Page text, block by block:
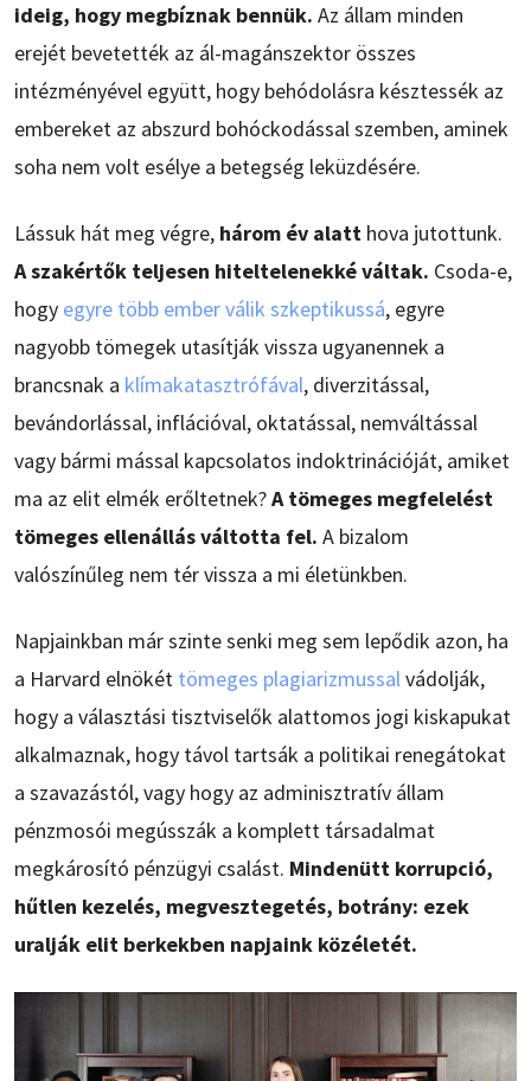
ideig, hogy megbíznak bennük. Az állam minden
erejét bevetették az ál-magánszektor összes
intézményével együtt, hogy behódolásra késztessék az
embereket az abszurd bohóckodással szemben, aminek
soha nem volt esélye a betegség leküzdésére.
Lássuk hát meg végre, három év alatt hova jutottunk.
A szakértők teljesen hiteltelenekké váltak. Csoda-e,
hogy egyre több ember válik szkeptikussá, egyre
nagyobb tömegek utasítják vissza ugyanennek a
brancsnak a klímakatasztrófával, diverzitással,
bevándorlással, inflációval, oktatással, nemváltással
vagy bármi mással kapcsolatos indoktrinációját, amiket
ma az elit elmék erőltetnek?A tömeges megfelelést
tömeges ellenállás váltotta fel. A bizalom
valószínűleg nem tér vissza a mi életünkben.
Napjainkban már szinte senki meg sem lepődik azon, ha
a Harvard elnökét tömeges plagiarizmussalvádolják,
hogy a választási tisztviselők alattomos jogi kiskapukat
alkalmaznak, hogy távol tartsák a politikai renegátokat
a szavazástól, vagy hogy az adminisztratív állam
pénzmosói megússzák a komplett társadalmat
megkárosító pénzügyi csalást. Mindenütt korrupció,
hűtlen kezelés, megvesztegetés, botrány: ezek
uralják elit berkekben napjaink közéletét.